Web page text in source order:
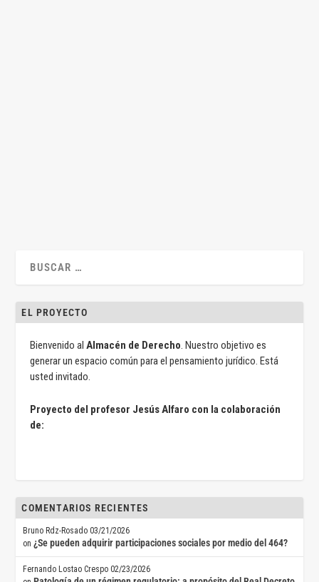
EL PROYECTO
Bienvenido alAlmacén de Derecho. Nuestro objetivo es
generar un espacio común para el pensamiento jurídico. Está
usted invitado.
Proyecto del profesor Jesús Alfaro con la colaboración
de:
COMENTARIOS RECIENTES
Bruno Rdz-Rosado 03/21/2026
on¿Se pueden adquirir participaciones sociales por medio del 464?
Fernando Lostao Crespo 02/23/2026